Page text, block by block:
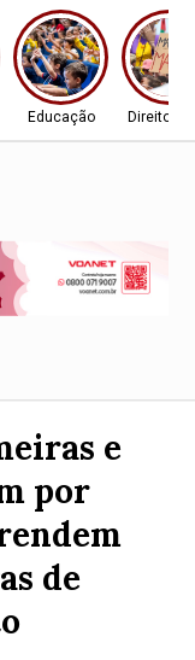
Educação Direitos
e
por
de